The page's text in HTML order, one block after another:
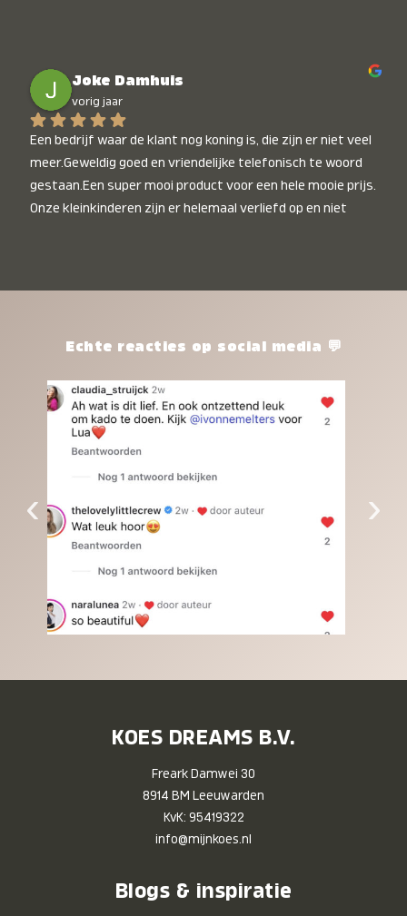
Joke Damhuis
vorig jaar
Een bedrijf waar de klant nog koning is, die zijn er niet veel
meer.Geweldig goed en vriendelijke telefonisch te woord
gestaan.Een super mooi product voor een hele mooie prijs.
Onze kleinkinderen zijn er helemaal verliefd op en niet
het waard.Echte reacties op social media 💬
‹ ›
KOES DREAMS B.V.
Freark Damwei 30
8914 BM Leeuwarden
KvK: 95419322
info@mijnkoes.nl
Blogs & inspiratie